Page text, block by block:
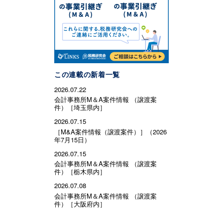
この連載の新着一覧
2026.07.22
会計事務所M＆A案件情報 （譲渡案
件）［埼玉県内］
2026.07.15
［M&A案件情報（譲渡案件）］（2026
年7月15日）
2026.07.15
会計事務所M＆A案件情報 （譲渡案
件）［栃木県内］
2026.07.08
会計事務所M＆A案件情報 （譲渡案
件）［大阪府内］